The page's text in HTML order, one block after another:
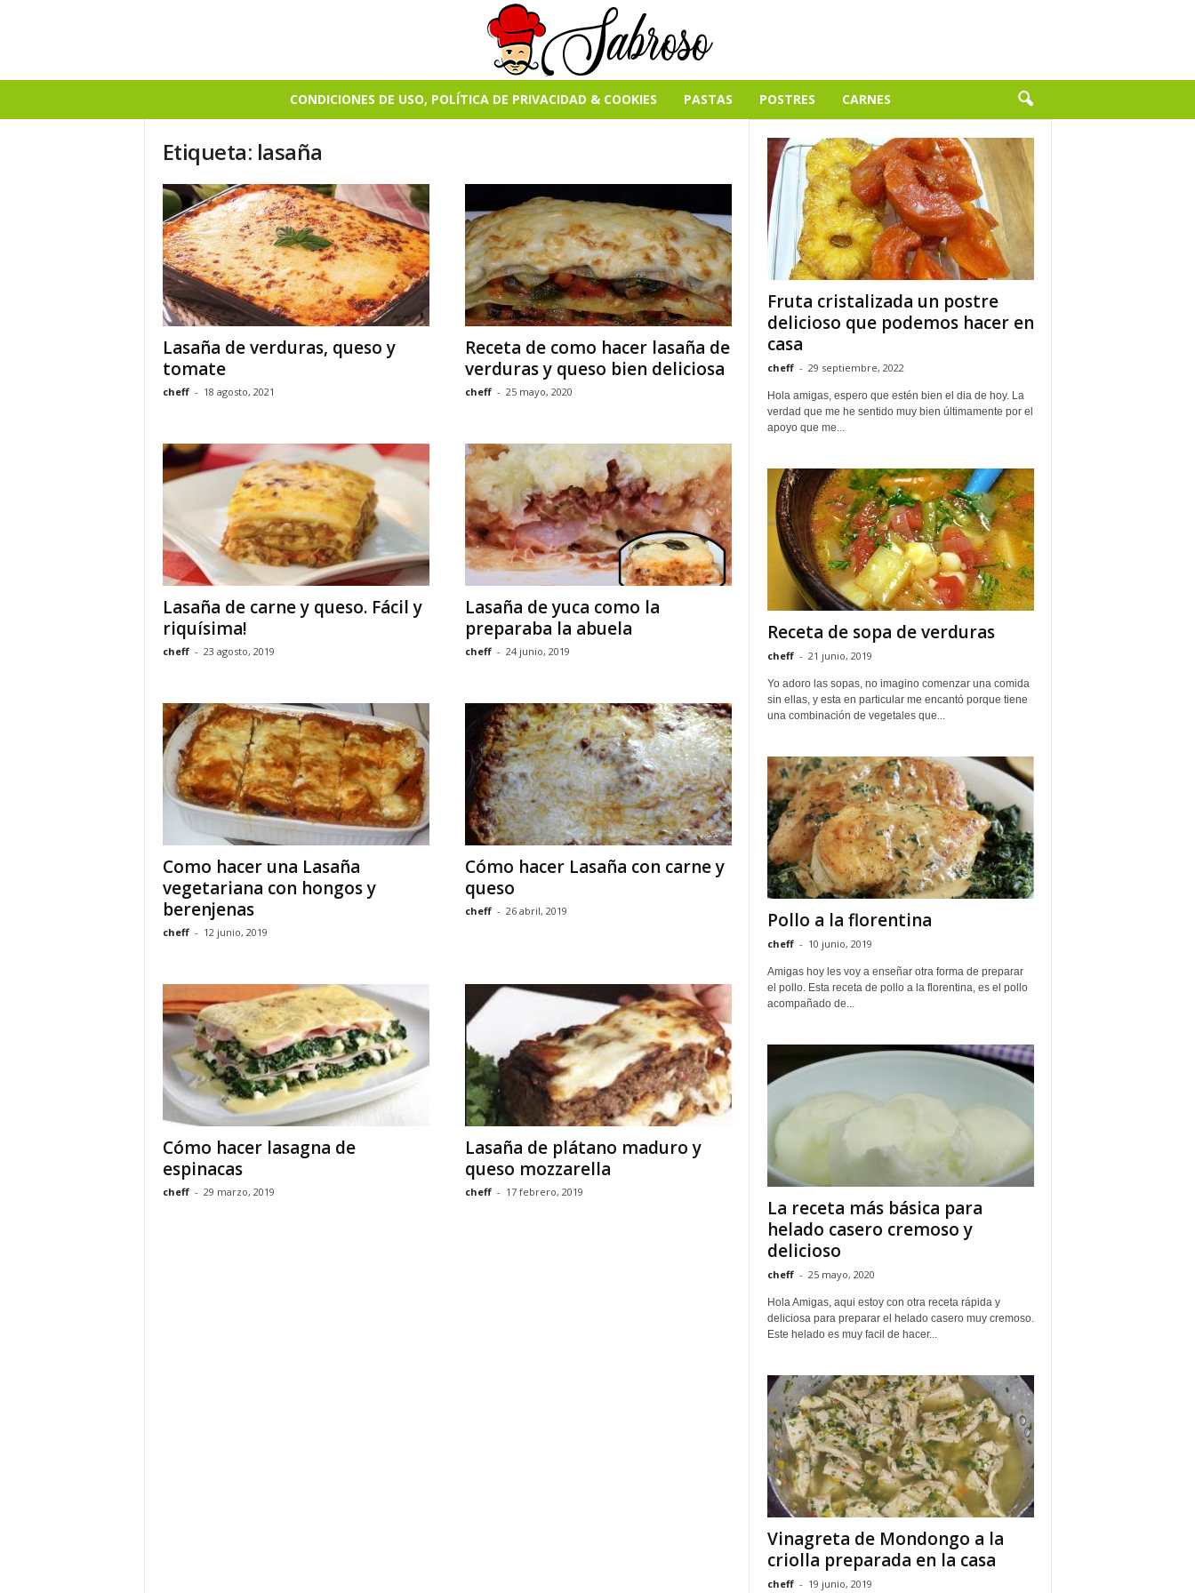
CONDICIONES DE USO, POLÍTICA DE PRIVACIDAD & COOKIES PASTAS POSTRES CARNES
Etiqueta: lasaña
Lasaña de verduras, queso y
tomate
cheff - 18 agosto, 2021
Receta de como hacer lasaña de
verduras y queso bien deliciosa
cheff - 25 mayo, 2020
Lasaña de carne y queso. Fácil y
riquísima!
cheff - 23 agosto, 2019
Lasaña de yuca como la
preparaba la abuela
cheff - 24 junio, 2019
Como hacer una Lasaña
vegetariana con hongos y
berenjenas
cheff - 12 junio, 2019
Cómo hacer Lasaña con carne y
queso
cheff - 26 abril, 2019
Cómo hacer lasagna de
espinacas
cheff - 29 marzo, 2019
Lasaña de plátano maduro y
queso mozzarella
cheff - 17 febrero, 2019
Fruta cristalizada un postre
delicioso que podemos hacer en
casa
cheff - 29 septiembre, 2022
Hola amigas, espero que estén bien el dia de hoy. La
verdad que me he sentido muy bien últimamente por el
apoyo que me...
Receta de sopa de verduras
cheff - 21 junio, 2019
Yo adoro las sopas, no imagino comenzar una comida
sin ellas, y esta en particular me encantó porque tiene
una combinación de vegetales que...
Pollo a la florentina
cheff - 10 junio, 2019
Amigas hoy les voy a enseñar otra forma de preparar
el pollo. Esta receta de pollo a la florentina, es el pollo
acompañado de...
La receta más básica para
helado casero cremoso y
delicioso
cheff - 25 mayo, 2020
Hola Amigas, aqui estoy con otra receta rápida y
deliciosa para preparar el helado casero muy cremoso.
Este helado es muy facil de hacer...
Vinagreta de Mondongo a la
criolla preparada en la casa
cheff - 19 junio, 2019